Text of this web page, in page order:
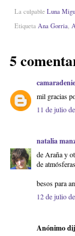
La culpable Luna
Etiqueta Ana Gorria,
5
mil gracias
11 de julio
natalia
de Araña y
de
besos para
12 de julio
Anónimo